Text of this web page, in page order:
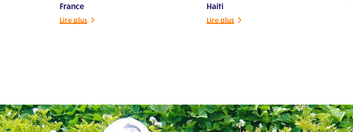
Visitez le site Web
France
Lire plus
Haiti
Lire plus